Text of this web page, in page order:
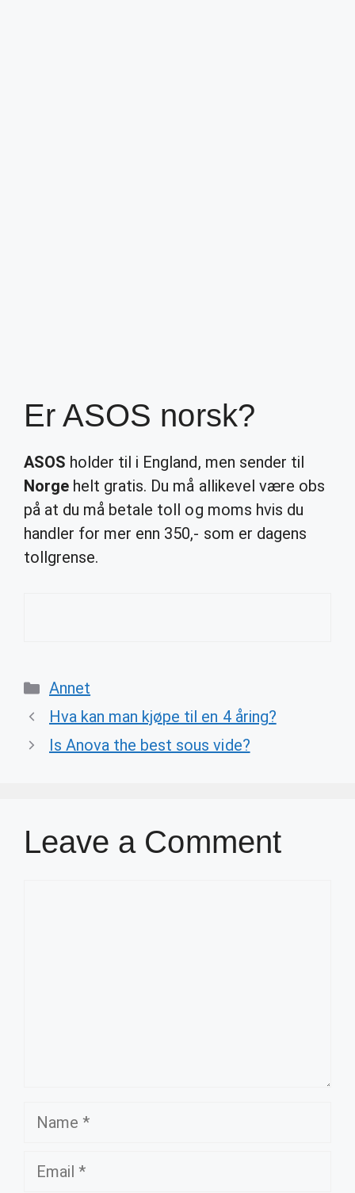
Er ASOS norsk?
ASOS holder til i England, men sender til
Norge helt gratis. Du må allikevel være obs
på at du må betale toll og moms hvis du
handler for mer enn 350,- som er dagens
tollgrense.
Categories
Annet
Hva kan man kjøpe til en 4 åring?
Is Anova the best sous vide?
Leave a Comment
Name
Email